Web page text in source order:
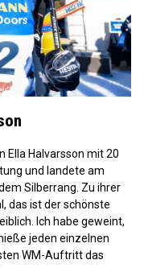
Ella Halvarsson mit 20
und landete am
Silberrang. Zu ihrer
das ist der schönste
Ich habe geweint,
jeden einzelnen
WM-Auftritt das